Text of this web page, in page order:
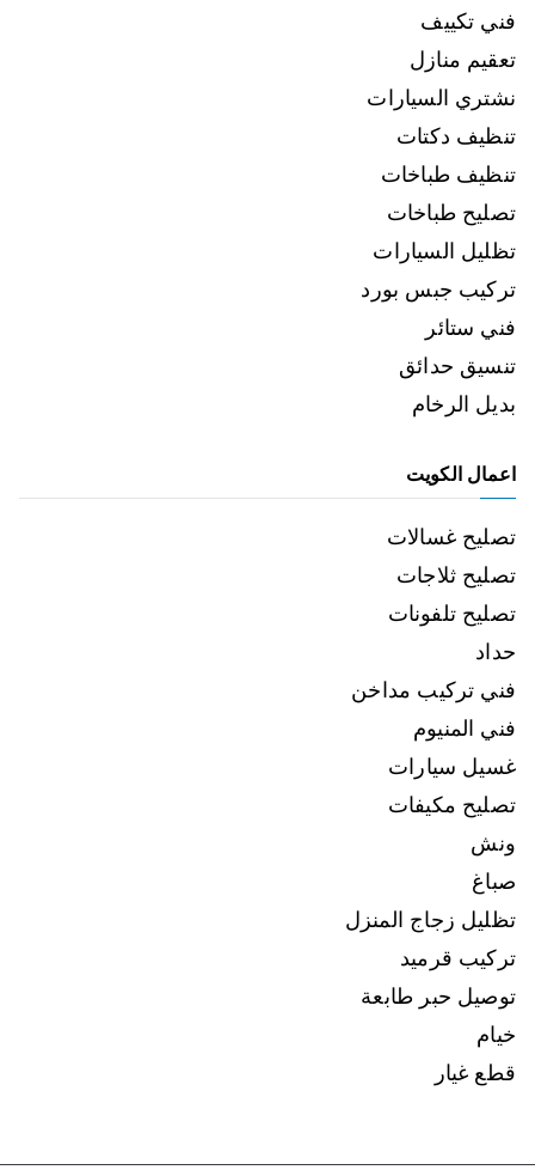
فني تكييف
تعقيم منازل
نشتري السيارات
تنظيف دكتات
تنظيف طباخات
تصليح طباخات
تظليل السيارات
تركيب جبس بورد
فني ستائر
تنسيق حدائق
بديل الرخام
اعمال الكويت
تصليح غسالات
تصليح ثلاجات
تصليح تلفونات
حداد
فني تركيب مداخن
فني المنيوم
غسيل سيارات
تصليح مكيفات
ونش
صباغ
تظليل زجاج المنزل
تركيب قرميد
توصيل حبر طابعة
خيام
قطع غيار